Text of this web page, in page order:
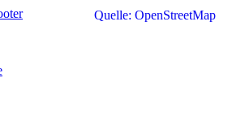
Quelle: OpenStreetMap